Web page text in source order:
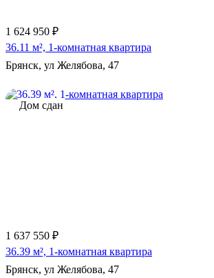
1 624 950 ₽
36.11 м², 1-комнатная квартира
Брянск, ул Желябова, 47
Дом сдан
1 637 550 ₽
36.39 м², 1-комнатная квартира
Брянск, ул Желябова, 47